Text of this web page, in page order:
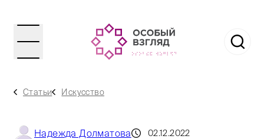
Статьи Искусство
Надежда Долматова 02.12.2022